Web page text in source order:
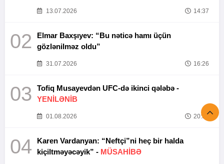
13.07.2026 14:37
02
Elmar Baxşıyev: “Bu nəticə hamı üçün
gözlənilməz oldu”
31.07.2026 16:26
03
Tofiq Musayevdən UFC-də ikinci qələbə -
YENİLƏNİB
01.08.2026 20:52
04
Karen Vardanyan: “Neftçi”ni heç bir halda
kiçiltməyəcəyik” - MÜSAHİBƏ